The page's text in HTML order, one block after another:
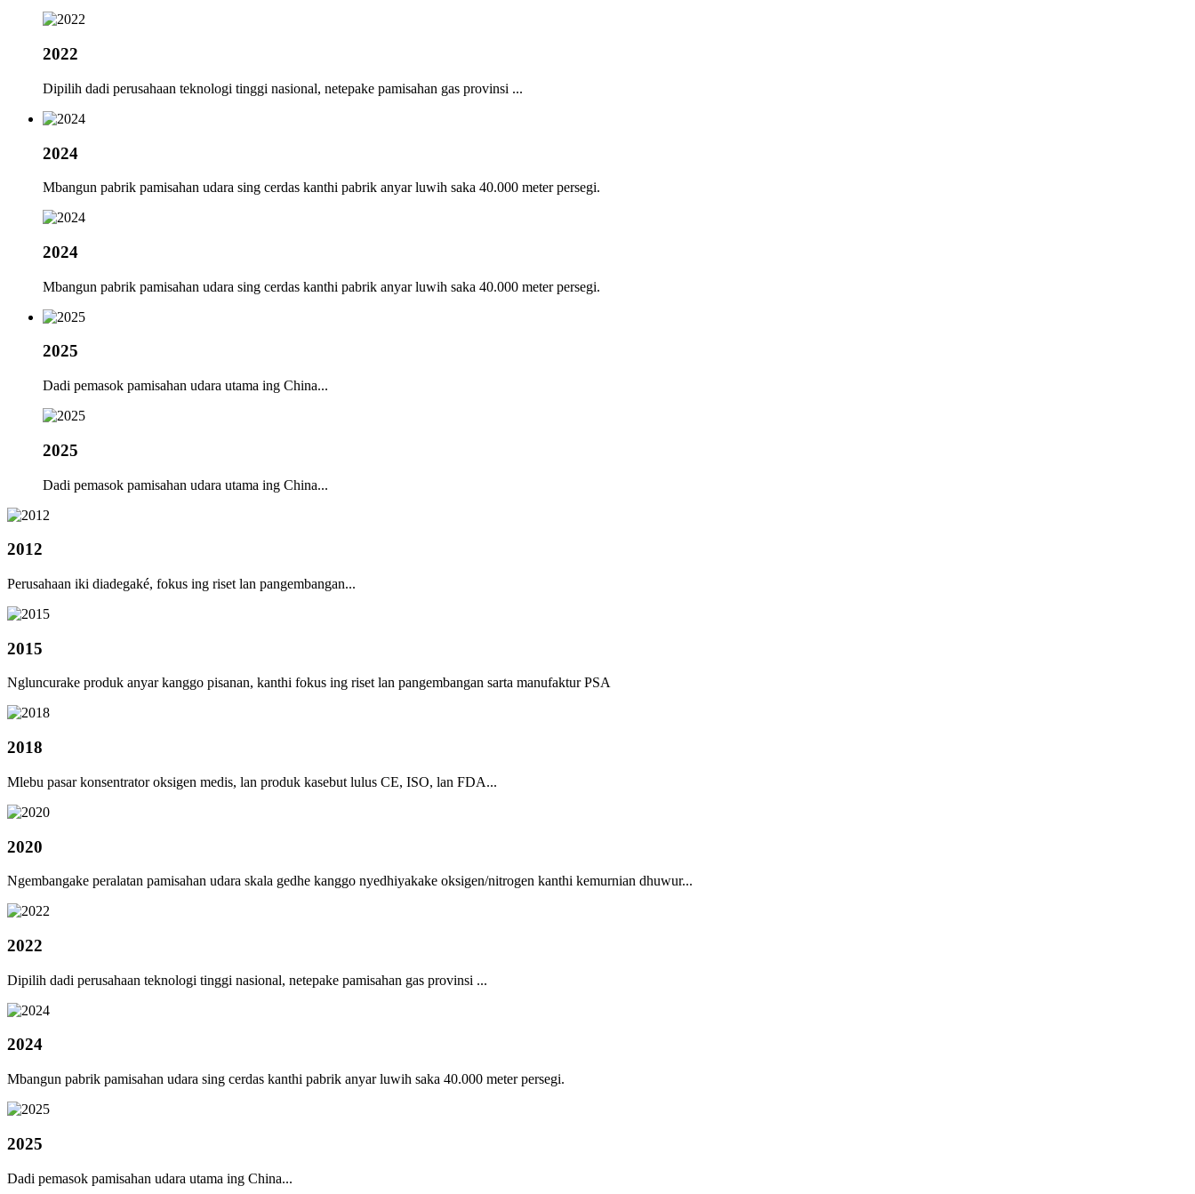
2022
Dipilih dadi perusahaan teknologi tinggi nasional, netepake pamisahan gas provinsi ...
2024
Mbangun pabrik pamisahan udara sing cerdas kanthi pabrik anyar luwih saka 40.000 meter persegi.
2024
Mbangun pabrik pamisahan udara sing cerdas kanthi pabrik anyar luwih saka 40.000 meter persegi.
2025
Dadi pemasok pamisahan udara utama ing China...
2025
Dadi pemasok pamisahan udara utama ing China...
2012
Perusahaan iki diadegaké, fokus ing riset lan pangembangan...
2015
Ngluncurake produk anyar kanggo pisanan, kanthi fokus ing riset lan pangembangan sarta manufaktur PSA
2018
Mlebu pasar konsentrator oksigen medis, lan produk kasebut lulus CE, ISO, lan FDA...
2020
Ngembangake peralatan pamisahan udara skala gedhe kanggo nyedhiyakake oksigen/nitrogen kanthi kemurnian dhuwur...
2022
Dipilih dadi perusahaan teknologi tinggi nasional, netepake pamisahan gas provinsi ...
2024
Mbangun pabrik pamisahan udara sing cerdas kanthi pabrik anyar luwih saka 40.000 meter persegi.
2025
Dadi pemasok pamisahan udara utama ing China...